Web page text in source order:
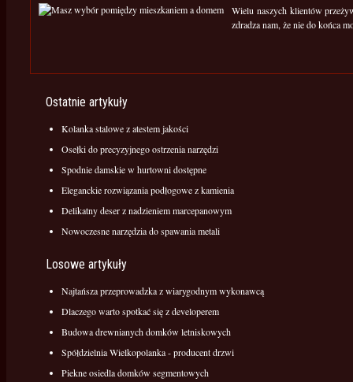
Wielu naszych klientów
zdradza nam, że nie do końca
Ostatnie artykuły
Kolanka stalowe z atestem jakości
Osełki do precyzyjnego ostrzenia narzędzi
Spodnie damskie w hurtowni dostępne
Eleganckie rozwiązania podłogowe z kamienia
Delikatny deser z nadzieniem marcepanowym
Nowoczesne narzędzia do spawania metali
Losowe artykuły
Najtańsza przeprowadzka z wiarygodnym wykonawcą
Dlaczego warto spotkać się z developerem
Budowa drewnianych domków letniskowych
Spółdzielnia Wielkopolanka - producent drzwi
Piekne osiedla domków segmentowych